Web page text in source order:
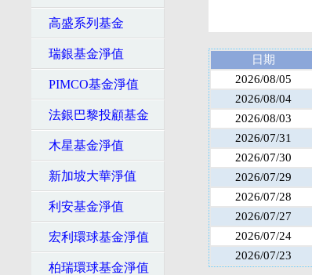
高盛系列基金
瑞銀基金淨值
PIMCO基金淨值
法銀巴黎投顧基金
木星基金淨值
新加坡大華淨值
利安基金淨值
宏利環球基金淨值
柏瑞環球基金淨值
日期
2026/08/05
2026/08/04
2026/08/03
2026/07/31
2026/07/30
2026/07/29
2026/07/28
2026/07/27
2026/07/24
2026/07/23